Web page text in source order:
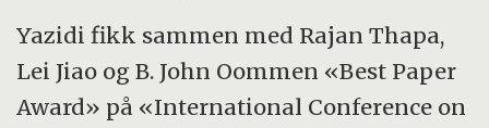
Yazidi fikk sammen med Rajan Thapa,
Lei Jiao og B. John Oommen «Best Paper
Award» på «International Conference on